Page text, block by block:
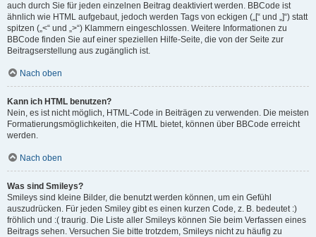
auch durch Sie für jeden einzelnen Beitrag deaktiviert werden. BBCode ist
ähnlich wie HTML aufgebaut, jedoch werden Tags von eckigen („[“ und „]“) statt
spitzen („<“ und „>“) Klammern eingeschlossen. Weitere Informationen zu
BBCode finden Sie auf einer speziellen Hilfe-Seite, die von der Seite zur
Beitragserstellung aus zugänglich ist.
Nach oben
Kann ich HTML benutzen?
Nein, es ist nicht möglich, HTML-Code in Beiträgen zu verwenden. Die meisten
Formatierungsmöglichkeiten, die HTML bietet, können über BBCode erreicht
werden.
Nach oben
Was sind Smileys?
Smileys sind kleine Bilder, die benutzt werden können, um ein Gefühl
auszudrücken. Für jeden Smiley gibt es einen kurzen Code, z. B. bedeutet :)
fröhlich und :( traurig. Die Liste aller Smileys können Sie beim Verfassen eines
Beitrags sehen. Versuchen Sie bitte trotzdem, Smileys nicht zu häufig zu